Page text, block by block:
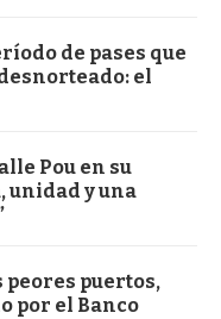
de pases que
el
Pou en su
unidad y una
peores puertos,
por el Banco